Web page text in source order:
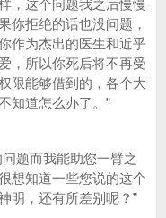
，这个问题我之后慢慢
你拒绝的话也没问题，
作为杰出的医生和近乎
，所以你死后将不再受
限能够借到的，各个大
知道怎么办了。”
题而我能助您一臂之
想知道一些您说的这个
明，还有所差别呢？”